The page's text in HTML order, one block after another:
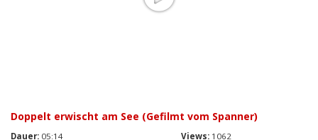
Doppelt erwischt am See (Gefilmt vom Spanner)
Dauer: 05:14 Views: 1062